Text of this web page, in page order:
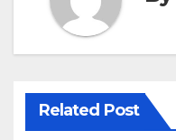
Related Post